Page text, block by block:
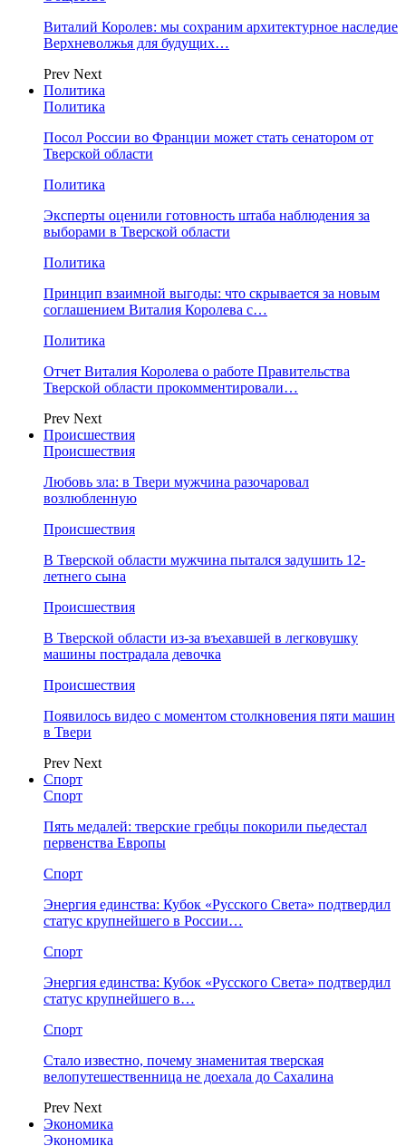
Виталий Королев: мы сохраним архитектурное наследие
Верхневолжья для будущих…
Prev Next
Политика
Политика
Посол России во Франции может стать сенатором от
Тверской области
Политика
Эксперты оценили готовность штаба наблюдения за
выборами в Тверской области
Политика
Принцип взаимной выгоды: что скрывается за новым
соглашением Виталия Королева с…
Политика
Отчет Виталия Королева о работе Правительства
Тверской области прокомментировали…
Prev Next
Происшествия
Происшествия
Любовь зла: в Твери мужчина разочаровал
возлюбленную
Происшествия
В Тверской области мужчина пытался задушить 12-
летнего сына
Происшествия
В Тверской области из-за въехавшей в легковушку
машины пострадала девочка
Происшествия
Появилось видео с моментом столкновения пяти машин
в Твери
Prev Next
Спорт
Спорт
Пять медалей: тверские гребцы покорили пьедестал
первенства Европы
Спорт
Энергия единства: Кубок «Русского Света» подтвердил
статус крупнейшего в России…
Спорт
Энергия единства: Кубок «Русского Света» подтвердил
статус крупнейшего в…
Спорт
Стало известно, почему знаменитая тверская
велопутешественница не доехала до Сахалина
Prev Next
Экономика
Экономика